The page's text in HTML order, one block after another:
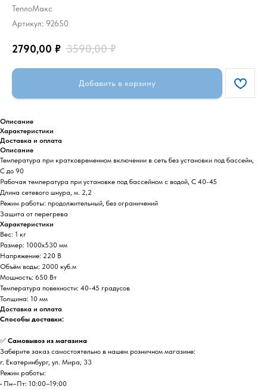
ТеплоМакс
Артикул: 92650
2790,00 ₽ 3590,00 ₽
Добавить в корзину
Описание
Характеристики
Доставка и оплата
Описание
Температура при кратковременном включении в сеть без установки под бассейн,
С до 90
Рабочая температура при установке под бассейном с водой, С 40-45
Длина сетевого шнура, м. 2,2
Режим работы: продолжительный, без ограничений
Защита от перегрева
Характеристики
Вес: 1 кг
Размер: 1000х530 мм
Напряжение: 220 В
Объём воды: 2000 куб.м
Мощность: 650 Вт
Температура повехности: 40-45 градусов
Толщина: 10 мм
Доставка и оплата
Способы доставки:
✅ Самовывоз из магазина
Заберите заказ самостоятельно в нашем розничном магазине:
г. Екатеринбург, ул. Мира, 33
Режим работы:
• Пн–Пт: 10:00–19:00